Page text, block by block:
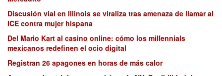
Discusión vial en Illinois se viraliza tras amenaza de llamar al
ICE contra mujer hispana
Del Mario Kart al casino online: cómo los millennials
mexicanos redefinen el ocio digital
Registran 26 apagones en horas de más calor